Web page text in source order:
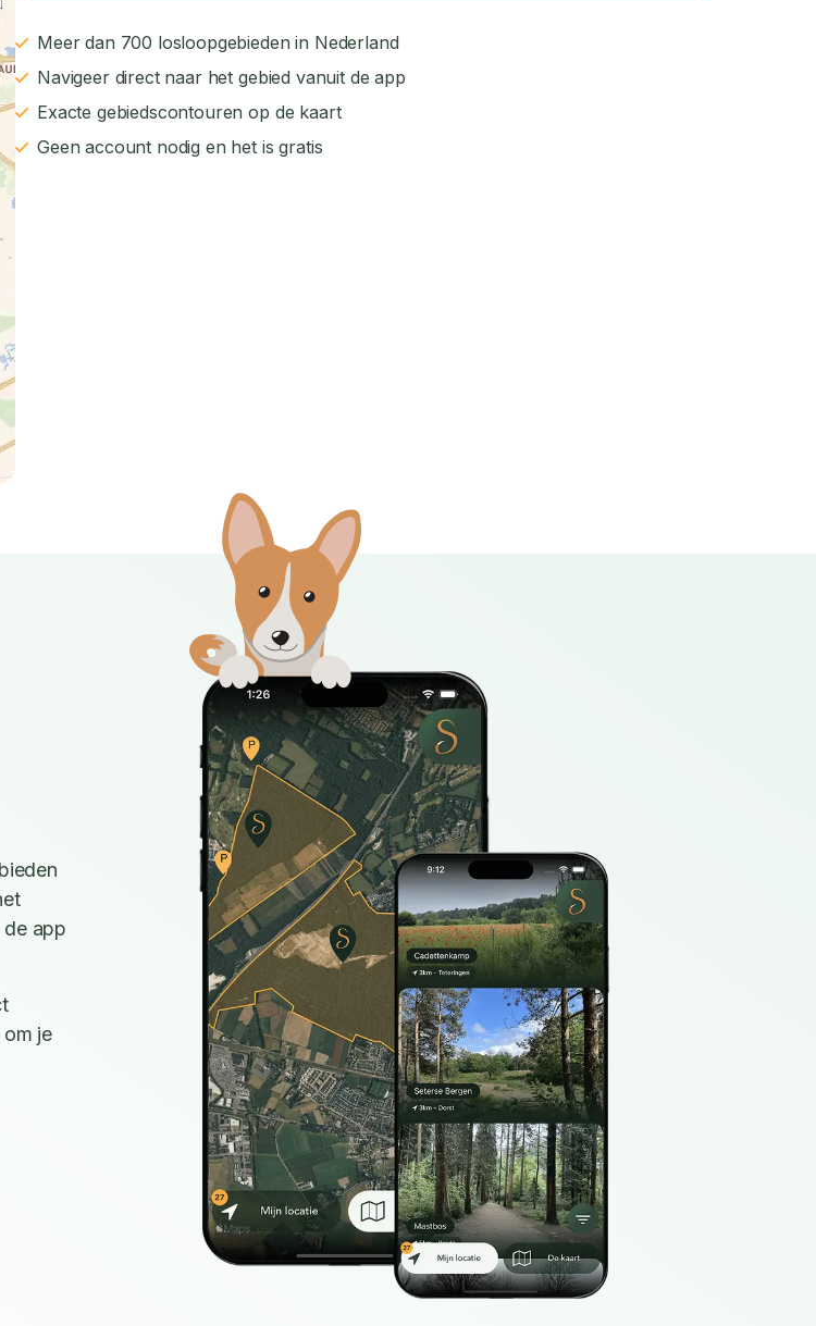
Meer dan 700 losloopgebieden in Nederland
Navigeer direct naar het gebied vanuit de app
Exacte gebiedscontouren op de kaart
Geen account nodig en het is gratis
app
je